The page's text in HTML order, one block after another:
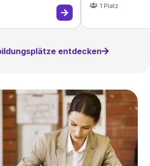
1 Platz
entdecken